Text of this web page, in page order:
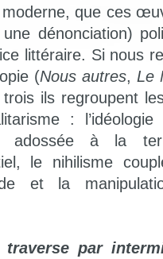
moderne, que ces
dénonciation)
littéraire. Si nous
(Nous autres, Le
trois ils regroupent
:
adossée à la
le nihilisme
et la
par